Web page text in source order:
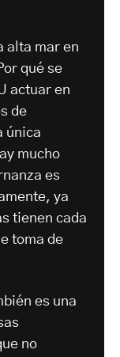
alta mar en
qué se
actuar en
de
única
mucho
es
ya
tienen cada
toma de
es una
no